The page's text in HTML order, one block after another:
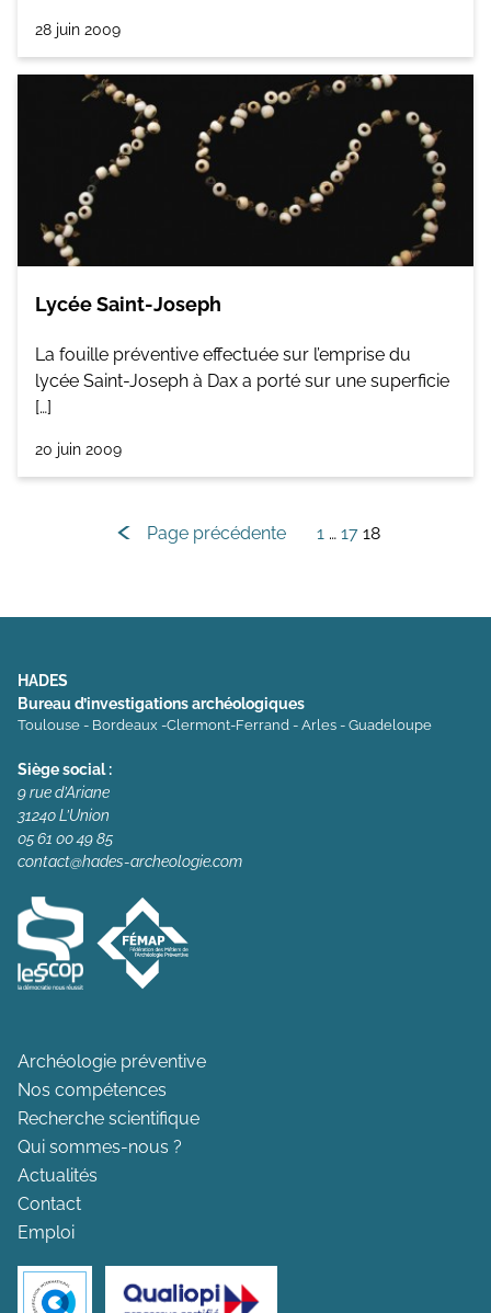
28 juin 2009
Lycée Saint-Joseph
La fouille préventive effectuée sur l’emprise du
lycée Saint-Joseph à Dax a porté sur une superficie
[…]
20 juin 2009
Navigation
Page précédente 1 … 17 18
HADES
Bureau d’investigations archéologiques
Toulouse - Bordeaux -Clermont-Ferrand - Arles - Guadeloupe
Siège social :
9 rue d’Ariane
31240 L’Union
05 61 00 49 85
contact@hades-archeologie.com
Archéologie préventive
Nos compétences
Recherche scientifique
Qui sommes-nous ?
Actualités
Contact
Emploi